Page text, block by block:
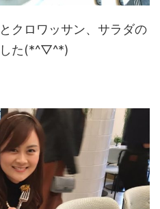
クロワッサン、サラダの
した(*^▽^*)